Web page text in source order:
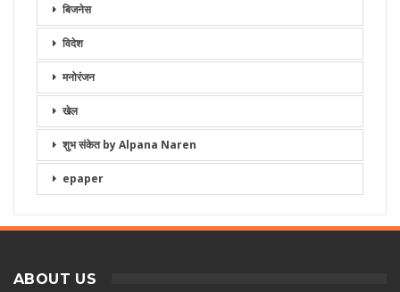
बिजनेस
विदेश
मनोरंजन
खेल
शुभ संकेत by Alpana Naren
epaper
ABOUT US